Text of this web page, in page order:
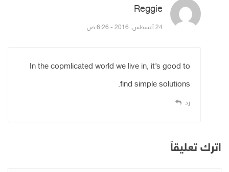
Reggie
24 أغسطس، 2016 - 6:26 ص
In the copmlicated world we live in, it’s good to
find simple solutions.
رد
اترك تعليقاً